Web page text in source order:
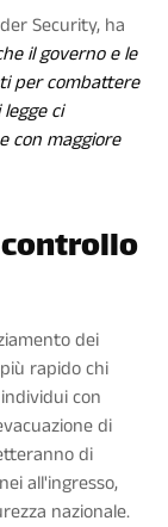
Security, ha
il governo e le
per combattere
ci
con maggiore
dei
rapido chi
con
di
di
all'ingresso,
nazionale.